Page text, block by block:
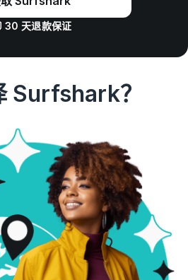
30 天退款保证
Surfshark？